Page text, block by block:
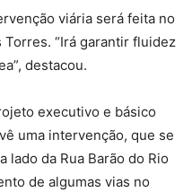
viária será feita no
“Irá garantir fluidez
destacou.
executivo e básico
uma intervenção, que se
lado da Rua Barão do Rio
de algumas vias no